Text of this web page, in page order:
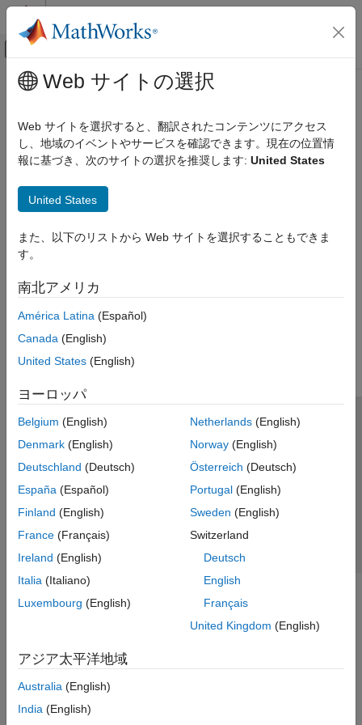
コンテンツへスキップ
オフキャンバス ナビゲーション メ
ドキュメンテーションのホーム
メインコンテンツ
この情報は役に立ちましたか？
Web サイトの選択
Web サイトを選択すると、翻訳されたコンテンツにアクセス
し、地域のイベントやサービスを確認できます。現在の位置情
報に基づき、次のサイトの選択を推奨します: United States
United States
また、以下のリストから Web サイトを選択することもできま
す。
南北アメリカ
América Latina (Español)
Canada (English)
United States (English)
ヨーロッパ
Belgium (English)
Denmark (English)
Deutschland (Deutsch)
España (Español)
Finland (English)
France (Français)
Ireland (English)
Italia (Italiano)
Luxembourg (English)
Netherlands(English)
Norway(English)
Österreich (Deutsch)
Portugal(English)
Sweden (English)
Switzerland
Deutsch
English
Français
United Kingdom (English)
アジア太平洋地域
Australia (English)
India (English)
トラストセンター
プライバシー ポリシー
違法コピー防止
アプリケーション ステータス
© 1994-2026 The MathWorks, Inc.